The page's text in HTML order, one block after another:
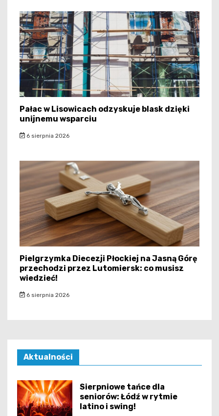
Pałac w Lisowicach odzyskuje blask dzięki
unijnemu wsparciu
6 sierpnia 2026
Pielgrzymka Diecezji Płockiej na Jasną Górę
przechodzi przez Lutomiersk: co musisz
wiedzieć!
6 sierpnia 2026
Aktualności
Sierpniowe tańce dla
seniorów: Łódź w rytmie
latino i swing!